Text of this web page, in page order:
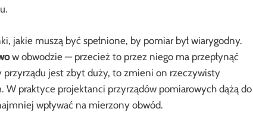
jakie muszą być spełnione, by pomiar był wiarygodny.
w obwodzie — przecież to przez niego ma przepłynąć
jest zbyt duży, to zmieni on rzeczywisty
W praktyce projektanci przyrządów pomiarowych dążą do
wpływać na mierzony obwód.